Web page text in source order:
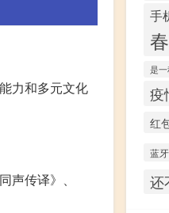
力和多元文化
传译》、
手
是
疫
红
蓝牙
还